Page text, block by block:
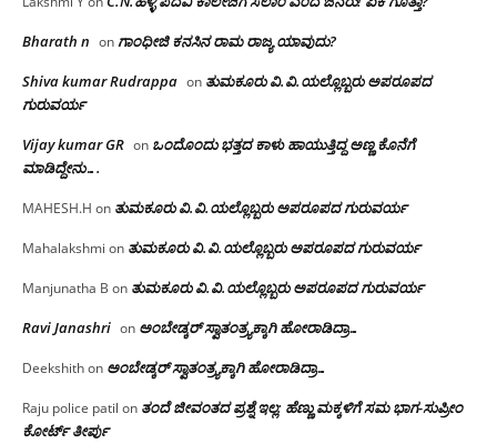
Bharath n onಗಾಂಧೀಜಿ ಕನಸಿನ ರಾಮ ರಾಜ್ಯ ಯಾವುದು?
Shiva kumar Rudrappa on ತುಮಕೂರು‌ ವಿ.ವಿ.ಯಲ್ಲೊಬ್ಬರು ಅಪರೂಪದ
ಗುರುವರ್ಯ
Vijay kumar GR on ಒಂದೊಂದು ಭತ್ತದ ಕಾಳು ಹಾಯುತ್ತಿದ್ದ ಅಣ್ಣ ಕೊನೆಗೆ
ಮಾಡಿದ್ದೇನು….
MAHESH.H on ತುಮಕೂರು‌ ವಿ.ವಿ.ಯಲ್ಲೊಬ್ಬರು ಅಪರೂಪದ ಗುರುವರ್ಯ
Mahalakshmi on ತುಮಕೂರು‌ ವಿ.ವಿ.ಯಲ್ಲೊಬ್ಬರು ಅಪರೂಪದ ಗುರುವರ್ಯ
Manjunatha B on ತುಮಕೂರು‌ ವಿ.ವಿ.ಯಲ್ಲೊಬ್ಬರು ಅಪರೂಪದ ಗುರುವರ್ಯ
Ravi Janashri on ಅಂಬೇಡ್ಕರ್ ಸ್ವಾತಂತ್ರ್ಯಕ್ಕಾಗಿ ಹೋರಾಡಿದ್ರಾ…
Deekshithon ಅಂಬೇಡ್ಕರ್ ಸ್ವಾತಂತ್ರ್ಯಕ್ಕಾಗಿ ಹೋರಾಡಿದ್ರಾ…
Raju police patil on ತಂದೆ ಜೀವಂತದ ಪ್ರಶ್ನೆ ಇಲ್ಲ: ಹೆಣ್ಣು ಮಕ್ಕಳಿಗೆ ಸಮ ಭಾಗ-ಸುಪ್ರೀಂ
ಕೋರ್ಟ್ ತೀರ್ಪು